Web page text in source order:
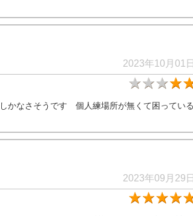
2023年10月01日
なさそうです 個人練場所が無くて困っている
2023年09月29日